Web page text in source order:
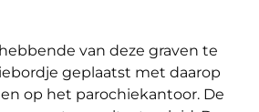
van deze graven te
geplaatst met daarop
op het parochiekantoor. De